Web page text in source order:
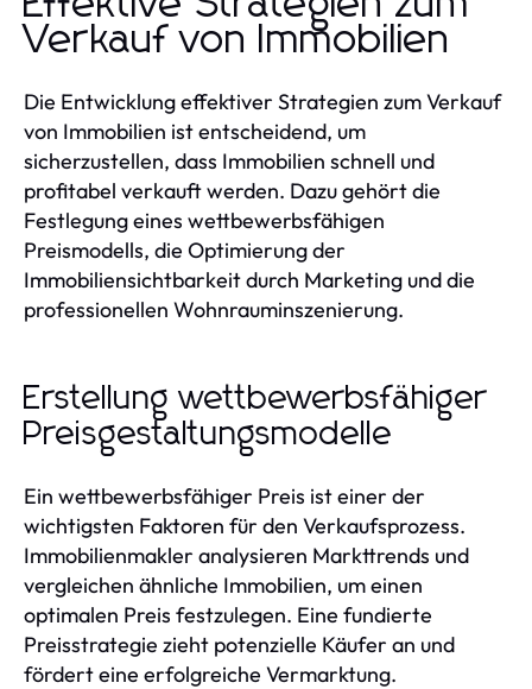
Verkauf von Immobilien
Die Entwicklung effektiver Strategien zum Verkauf
von Immobilien ist entscheidend, um
sicherzustellen, dass Immobilien schnell und
profitabel verkauft werden. Dazu gehört die
Festlegung eines wettbewerbsfähigen
Preismodells, die Optimierung der
Immobiliensichtbarkeit durch Marketing und die
professionellen Wohnrauminszenierung.
Erstellung wettbewerbsfähiger
Preisgestaltungsmodelle
Ein wettbewerbsfähiger Preis ist einer der
wichtigsten Faktoren für den Verkaufsprozess.
Immobilienmakler analysieren Markttrends und
vergleichen ähnliche Immobilien, um einen
optimalen Preis festzulegen. Eine fundierte
Preisstrategie zieht potenzielle Käufer an und
fördert eine erfolgreiche Vermarktung.